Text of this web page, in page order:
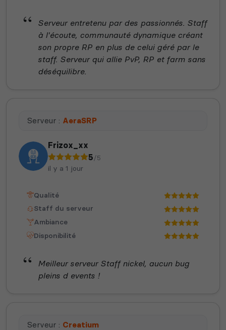
Serveur entretenu par des passionnés. Staff
à l'écoute, communauté dynamique créant
son propre RP en plus de celui géré par le
staff. Serveur qui allie PvP, RP et farm sans
déséquilibre.
Serveur : AeraSRP
Frizox_xx
5/5
il y a 1 jour
Qualité
Staff du serveur
Ambiance
Disponibilité
Meilleur serveur Staff nickel, aucun bug
pleins d events !
Serveur : Creatium